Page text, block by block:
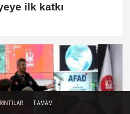
ilk katkı
TAMAM